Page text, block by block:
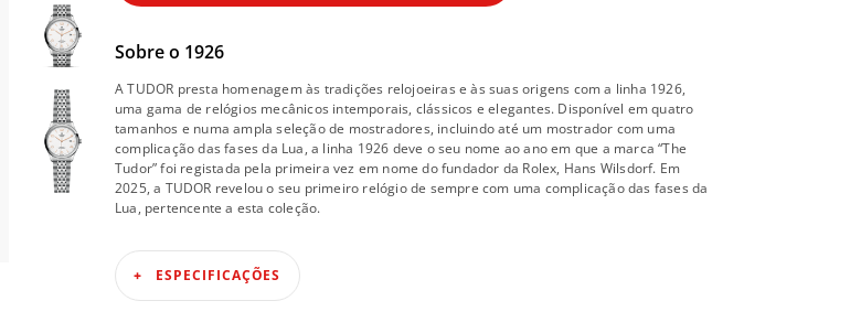
Sobre o 1926
A TUDOR presta homenagem às tradições relojoeiras e às suas origens com a linha 1926,
uma gama de relógios mecânicos intemporais, clássicos e elegantes. Disponível em quatro
tamanhos e numa ampla seleção de mostradores, incluindo até um mostrador com uma
complicação das fases da Lua, a linha 1926 deve o seu nome ao ano em que a marca “The
Tudor” foi registada pela primeira vez em nome do fundador da Rolex, Hans Wilsdorf. Em
2025, a TUDOR revelou o seu primeiro relógio de sempre com uma complicação das fases da
Lua, pertencente a esta coleção.
ESPECIFICAÇÕES